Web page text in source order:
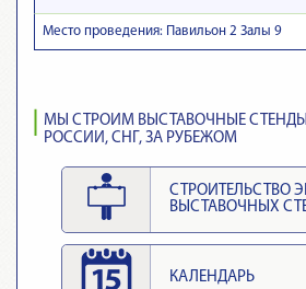
Место проведения: Павильон 2 Залы 9
МЫ СТРОИМ ВЫСТАВОЧНЫЕ СТЕНДЫ
РОССИИ, СНГ, ЗА РУБЕЖОМ
СТРОИТЕЛЬСТВО
ВЫСТАВОЧНЫХ
КАЛЕНДАРЬ